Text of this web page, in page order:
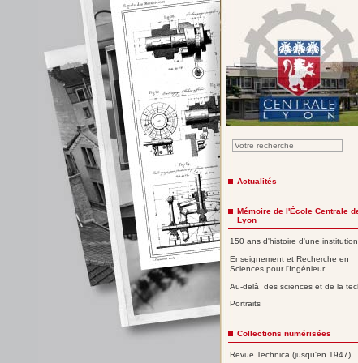
Actualités
Mémoire de l'École Centrale
Lyon
150 ans d'histoire d'une institution
Enseignement et Recherche en
Sciences pour l'Ingénieur
Au-delà des sciences et de la
Portraits
Collections numérisées
Revue Technica (jusqu'en 1947)